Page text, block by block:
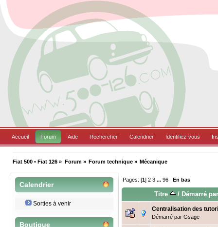
Accueil Forum Aide Rechercher Calendrier Identifiez-vous
Fiat 500 • Fiat 126 » Forum» Forum technique» Mécanique
Calendrier
Sorties à venir
Boutique
Pages: [1]2 3 ...96 En bas
Titre / Démarré
Centralisation des
Démarré par Gsage